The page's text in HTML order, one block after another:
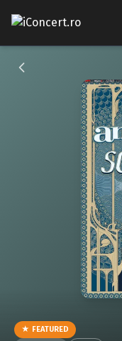
CONCERTE
Caută în site...
★ FEATURED